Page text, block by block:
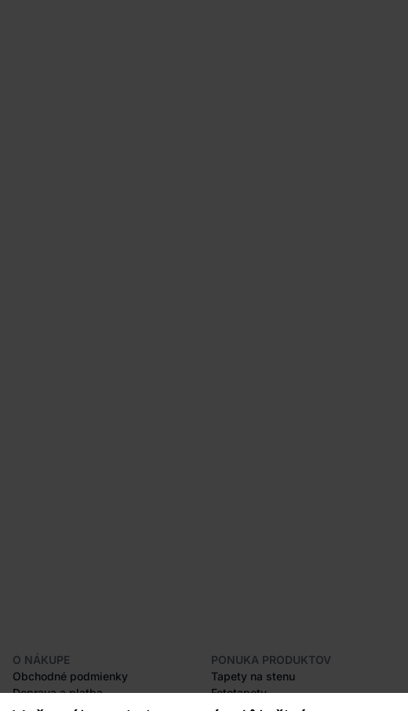
O NÁKUPE
Obchodné podmienky
Doprava a platba
PONUKA PRODUKTOV
Tapety na stenu
Fototapety